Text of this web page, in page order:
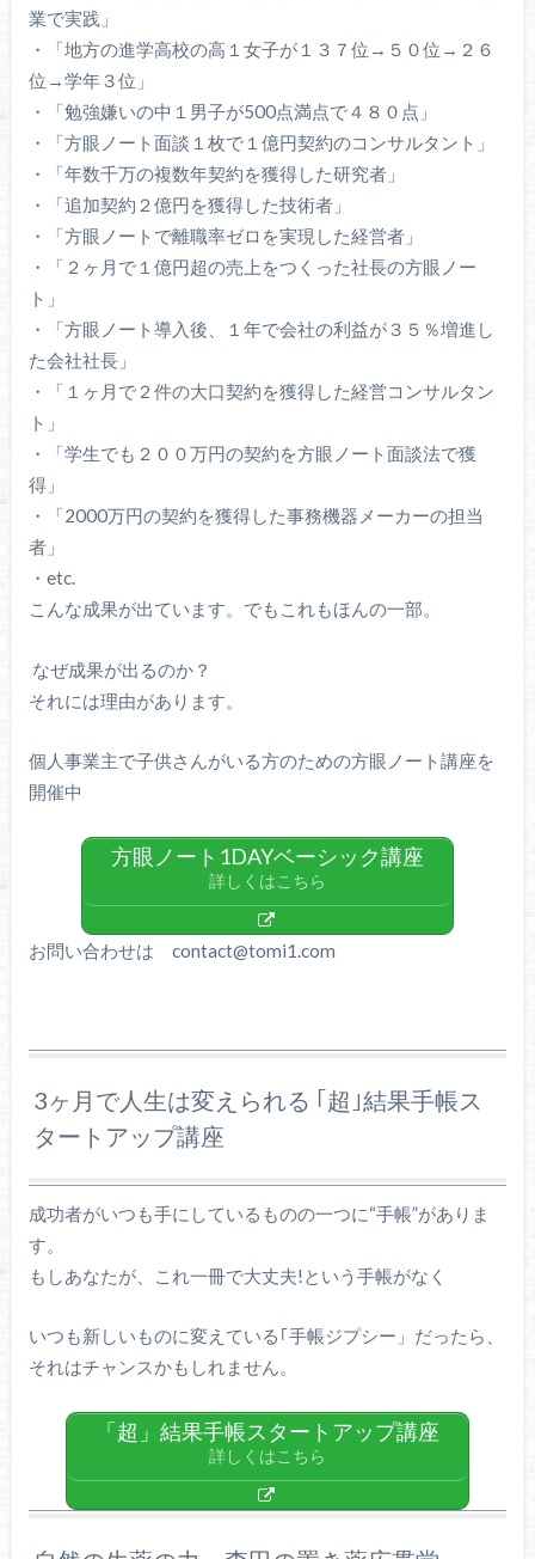
業で実践」
・「地方の進学高校の高１女子が１３７位→５０位→２６
位→学年３位」
・「勉強嫌いの中１男子が500点満点で４８０点」
・「方眼ノート面談１枚で１億円契約のコンサルタント」
・「年数千万の複数年契約を獲得した研究者」
・「追加契約２億円を獲得した技術者」
・「方眼ノートで離職率ゼロを実現した経営者」
・「２ヶ月で１億円超の売上をつくった社長の方眼ノー
ト」
・「方眼ノート導入後、１年で会社の利益が３５％増進し
た会社社長」
・「１ヶ月で２件の大口契約を獲得した経営コンサルタン
ト」
・「学生でも２００万円の契約を方眼ノート面談法で獲
得」
・「2000万円の契約を獲得した事務機器メーカーの担当
者」
・etc.
こんな成果が出ています。でもこれもほんの一部。
なぜ成果が出るのか？
それには理由があります。
個人事業主で子供さんがいる方のための方眼ノート講座を
開催中
方眼ノート1DAYベーシック講座
詳しくはこちら
お問い合わせは contact@tomi1.com
3ヶ月で人生は変えられる ｢超｣結果手帳ス
タートアップ講座
成功者がいつも手にしているものの一つに“手帳”がありま
す。
もしあなたが、これ一冊で大丈夫!という手帳がなく
いつも新しいものに変えている｢手帳ジプシー」だったら、
それはチャンスかもしれません。
「超」結果手帳スタートアップ講座
詳しくはこちら